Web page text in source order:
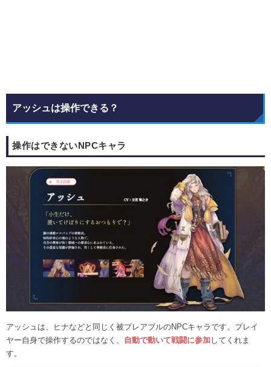
アッシュは操作できる？
操作はできないNPCキャラ
アッシュは、ヒナなどと同じく被プレアブルのNPCキャラです。プレイ
ヤー自身で操作するのではなく、 自動で動いて戦闘に参加 してくれま
す。